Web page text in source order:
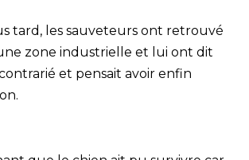
tard, les sauveteurs ont retrouvé
zone industrielle et lui ont dit
et pensait avoir enfin